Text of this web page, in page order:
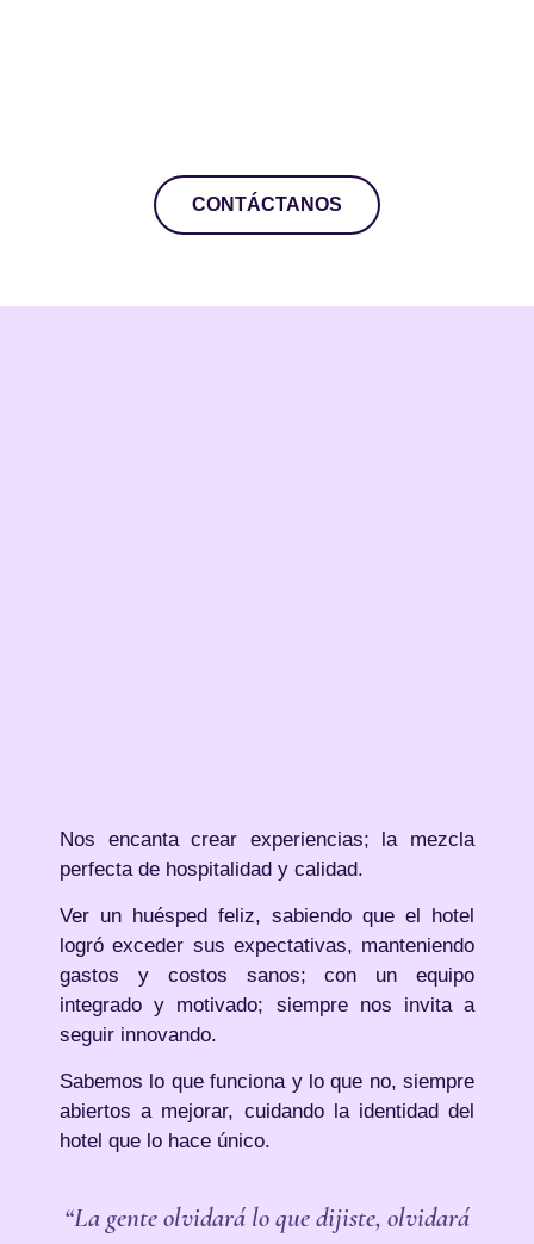
CONTÁCTANOS
Nos encanta crear experiencias; la mezcla
perfecta de hospitalidad y calidad.
Ver un huésped feliz, sabiendo que el hotel
logró exceder sus expectativas, manteniendo
gastos y costos sanos; con un equipo
integrado y motivado; siempre nos invita a
seguir innovando.
Sabemos lo que funciona y lo que no, siempre
abiertos a mejorar, cuidando la identidad del
hotel que lo hace único.
“La gente olvidará lo que dijiste, olvidará